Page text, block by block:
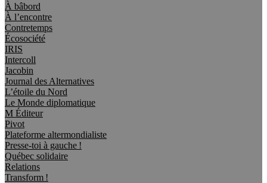
À bâbord
À l’encontre
Contretemps
Écosociété
IRIS
Intercoll
Jacobin
Journal des Alternatives
L’étoile du Nord
Le Monde diplomatique
M Éditeur
Pivot
Plateforme altermondialiste
Presse-toi à gauche !
Québec solidaire
Relations
Transform !